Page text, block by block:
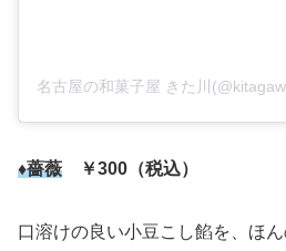
♦薔薇 ￥300（税込）
口溶けの良い小豆こし餡を、ほ